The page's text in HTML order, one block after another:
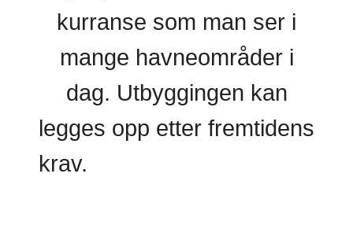
kurranse som man ser i
mange havneområder i
dag. Utbyggingen kan
legges opp etter fremtidens
krav.